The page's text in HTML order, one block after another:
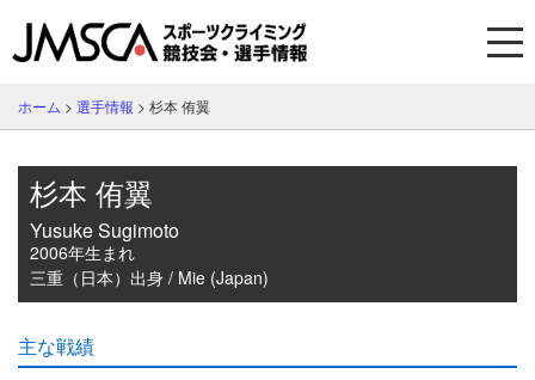
ホーム > 選手情報 > 杉本 侑翼
杉本 侑翼
Yusuke Sugimoto
2006年生まれ
三重（日本）出身 / Mie (Japan)
主な戦績